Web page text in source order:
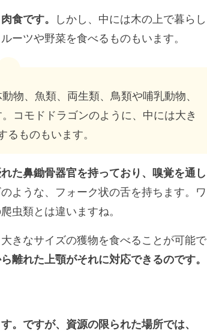
食です。
しかし、中には木の上で暮らし
ーツや野菜を食べるものもいます。
物、魚類、両生類、鳥類や哺乳動物、
コモドドラゴンのように、中には大き
るものもいます。
た鼻鋤骨器官を持っており、嗅覚を通し
ような、フォーク状の舌を持ちます。ワ
虫類とは違いますね。
きなサイズの獲物を食べることが可能で
離れた上顎がそれに対応できるのです。
。ですが、資源の限られた場所では、